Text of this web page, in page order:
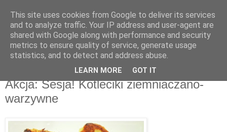
Recenzje na widelcu
Portal kulturalny - książki, recenzje, inspiracje, konkursy.
poniedziałek, 3 czerwca 2013
Akcja: Sesja! Kotleciki ziemniaczano-
warzywne
This site uses cookies from Google to deliver its services
and to analyze traffic. Your IP address and user-agent are
shared with Google along with performance and security
metrics to ensure quality of service, generate usage
statistics, and to detect and address abuse.
LEARN MORE GOT IT